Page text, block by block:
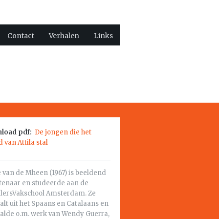
Contact Verhalen Links
pdf: De jongen die het
van Attila stal
van de Mheen (1967) is beeldend
en studeerde aan de
Amsterdam. Ze
uit het Spaans en Catalaans en
o.m. werk van Wendy Guerra,